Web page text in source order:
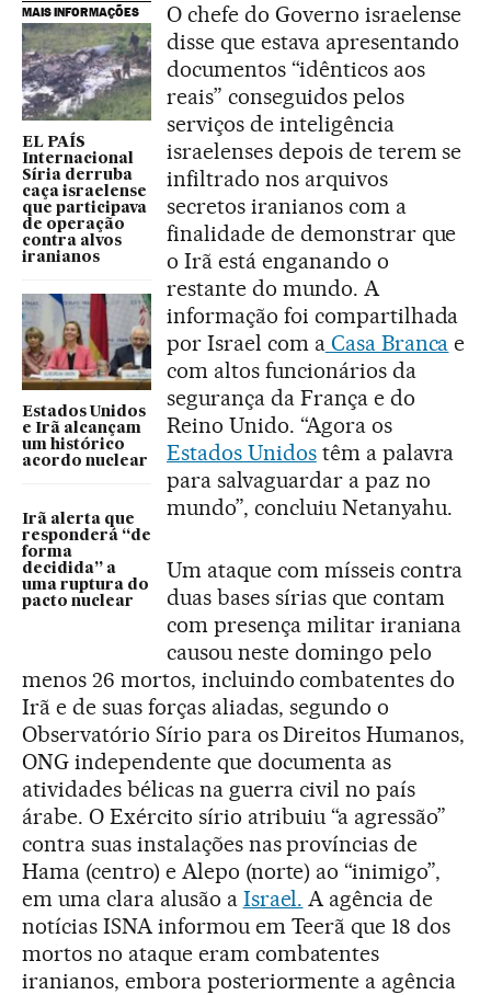
MAIS INFORMAÇÕES
EL PAÍS
Internacional
Síria derruba
caça israelense
que participava
de operação
contra alvos
iranianos
Estados Unidos
e Irã alcançam
um histórico
acordo nuclear
Irã alerta que
responderá “de
forma
decidida” a
uma ruptura do
pacto nuclear
O chefe do Governo israelense
disse que estava apresentando
documentos “idênticos aos
reais” conseguidos pelos
serviços de inteligência
israelenses depois de terem se
infiltrado nos arquivos
secretos iranianos com a
finalidade de demonstrar que
o Irã está enganando o
restante do mundo. A
informação foi compartilhada
por Israel com aCasa Branca e
com altos funcionários da
segurança da França e do
Reino Unido. “Agora os
Estados Unidostêm a palavra
para salvaguardar a paz no
mundo”, concluiu Netanyahu.
Um ataque com mísseis contra
duas bases sírias que contam
com presença militar iraniana
causou neste domingo pelo
menos 26 mortos, incluindo combatentes do
Irã e de suas forças aliadas, segundo o
Observatório Sírio para os Direitos Humanos,
ONG independente que documenta as
atividades bélicas na guerra civil no país
árabe. O Exército sírio atribuiu “a agressão”
contra suas instalações nas províncias de
Hama (centro) e Alepo (norte) ao “inimigo”,
em uma clara alusão a Israel. A agência de
notícias ISNA informou em Teerã que 18 dos
mortos no ataque eram combatentes
iranianos, embora posteriormente a agência